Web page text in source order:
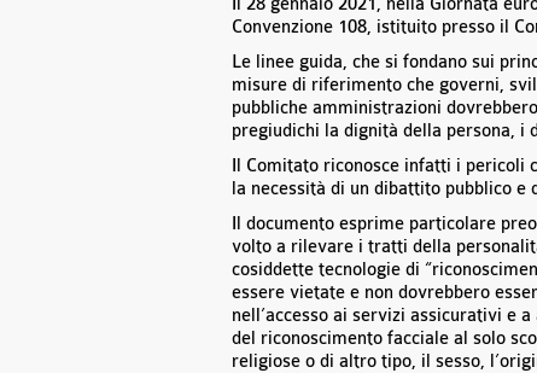
Convenzione 108, istituito presso il
Le linee guida, che si fondano sui
misure di riferimento che governi,
pubbliche amministrazioni
pregiudichi la dignità della persona,
Il Comitato riconosce infatti i
la necessità di un dibattito pubblico e
Il documento esprime particolare
volto a rilevare i tratti della
cosiddette tecnologie di
essere vietate e non dovrebbero
nell’accesso ai servizi assicurativi e
del riconoscimento facciale al solo
religiose o di altro tipo, il sesso,